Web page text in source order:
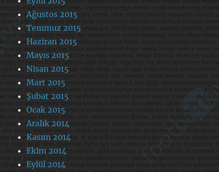
Ağustos 2015
Temmuz 2015
Haziran 2015
Mayıs 2015
Nisan 2015
Mart 2015
Şubat 2015
Ocak 2015
Aralık 2014
Kasım 2014
Ekim 2014
Eylül 2014